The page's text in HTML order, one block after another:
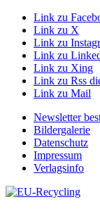
Link zu
Link zu X
Link zu
Link zu
Link zu Xing
Link zu Rss
Link zu Mail
Newsletter
Bildergalerie
Datenschutz
Impressum
Verlagsinfo